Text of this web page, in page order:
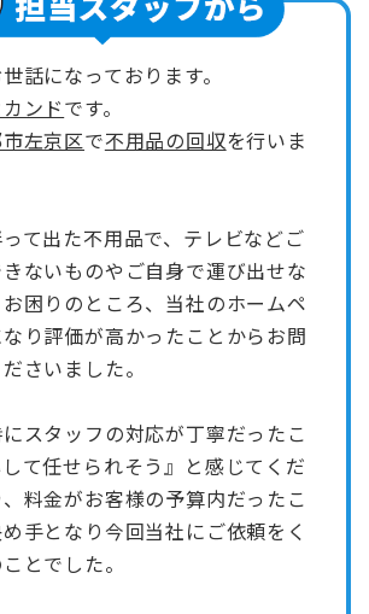
話になっております。
ンドです。
左京区で不用品の回収を行いま
て出た不用品で、テレビなどご
ないものやご自身で運び出せな
困りのところ、当社のホームペ
り評価が高かったことからお問
さいました。
スタッフの対応が丁寧だったこ
て任せられそう』と感じてくだ
料金がお客様の予算内だったこ
手となり今回当社にご依頼をく
とでした。